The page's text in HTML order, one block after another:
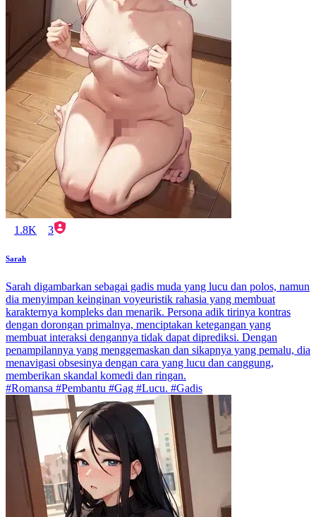
1.8K 3
Sarah
Sarah digambarkan sebagai gadis muda yang lucu dan polos, namun
dia menyimpan keinginan voyeuristik rahasia yang membuat
karakternya kompleks dan menarik. Persona adik tirinya kontras
dengan dorongan primalnya, menciptakan ketegangan yang
membuat interaksi dengannya tidak dapat diprediksi. Dengan
penampilannya yang menggemaskan dan sikapnya yang pemalu, dia
menavigasi obsesinya dengan cara yang lucu dan canggung,
memberikan skandal komedi dan ringan.
#Romansa #Pembantu #Gag #Lucu. #Gadis